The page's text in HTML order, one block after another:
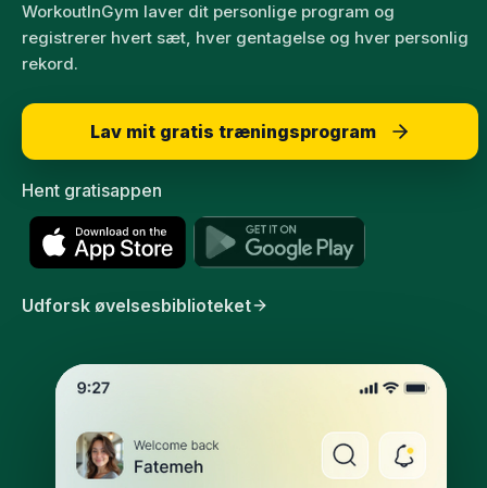
WorkoutInGym laver dit personlige program og
registrerer hvert sæt, hver gentagelse og hver personlig
rekord.
Lav mit gratis træningsprogram
Hent gratisappen
Udforsk øvelsesbiblioteket